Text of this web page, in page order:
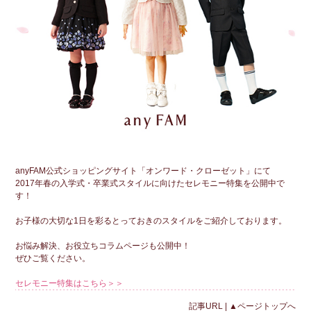
anyFAM公式ショッピングサイト「オンワード・クローゼット」にて
2017年春の入学式・卒業式スタイルに向けたセレモニー特集を公開中で
す！
お子様の大切な1日を彩るとっておきのスタイルをご紹介しております。
お悩み解決、お役立ちコラムページも公開中！
ぜひご覧ください。
セレモニー特集はこちら＞＞
記事URL | ▲ページトップへ